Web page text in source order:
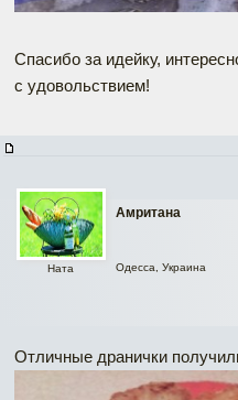
Спасибо за идейку,
с удовольствием!
Амритана
Ната Одесса, Украина
Отличные дранички